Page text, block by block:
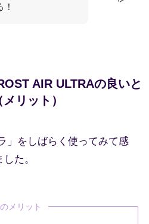
AIR ULTRAの良いと
リット）
」をしばらく使ってみて感
た。
メリット